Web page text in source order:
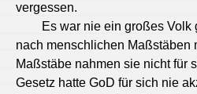
vergessen.
Es war nie ein großes
nach menschlichen Maßstäben
Maßstäbe nahmen sie nicht für
Gesetz hatte GoD für sich nie